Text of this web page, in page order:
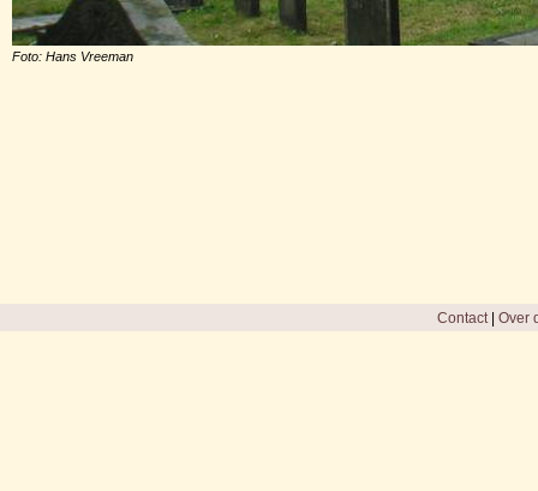
Foto: Hans Vreeman
Contact| Over